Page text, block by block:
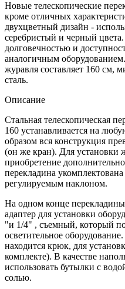
Новые телескопические
кроме отличных
двухцветный дизайн -
серебристый и черный
долговечностью и
аналогичным
журавля составляет 160 см,
сталь.
Описание
Стальная телескопическая
160 устанавливается на
образом вся конструкция
(он же кран). Для установки
приобретение
перекладина
регулируемым наклоном.
На одном конце
адаптер для установки
"и 1/4" , съемный, который
осветительное
находится крюк, для
комплекте). В качестве
использовать бутылки с
солью.